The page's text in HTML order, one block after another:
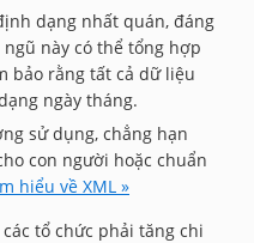
dạng nhất quán, đáng
này có thể tổng hợp
bảo rằng tất cả dữ liệu
ngày tháng.
sử dụng, chẳng hạn
con người hoặc chuẩn
hiểu về XML »
tổ chức phải tăng chi